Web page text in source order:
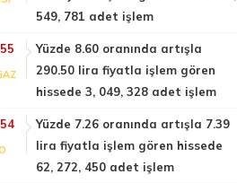
549, 781 adet işlem
Yüzde 8.60 oranında artışla
290.50 lira fiyatla işlem gören
hissede 3, 049, 328 adet işlem
Yüzde 7.26 oranında artışla 7.39
lira fiyatla işlem gören hissede
62, 272, 450 adet işlem